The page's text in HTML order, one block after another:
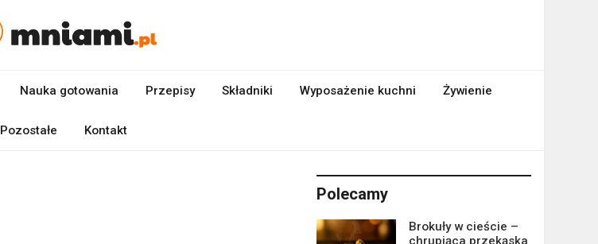
Nauka gotowania Przepisy Składniki Wyposażenie kuchni Żywienie
Pozostałe Kontakt
Polecamy
Brokuły w cieście –
chrupiąca przekąska